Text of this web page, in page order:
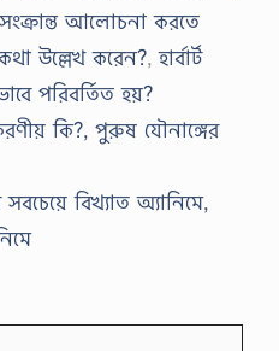
আলোচনা করতে
উল্লেখ করেন?,হার্বার্ট
পরিবর্তিত হয়?
কি?, পুরুষ যৌনাঙ্গের
সবচেয়ে বিখ্যাত অ্যানিমে,